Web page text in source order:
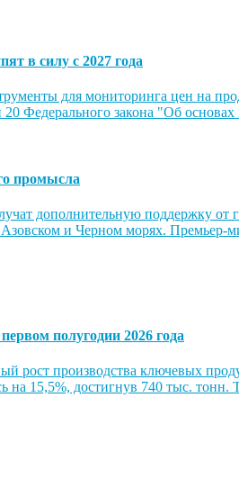
в силу с 2027 года
для мониторинга цен на
Федерального закона "Об основах
промысла
дополнительную поддержку от
Азовском и Черном морях.
полугодии 2026 года
рост производства ключевых
на 15,5%, достигнув 740 тыс.